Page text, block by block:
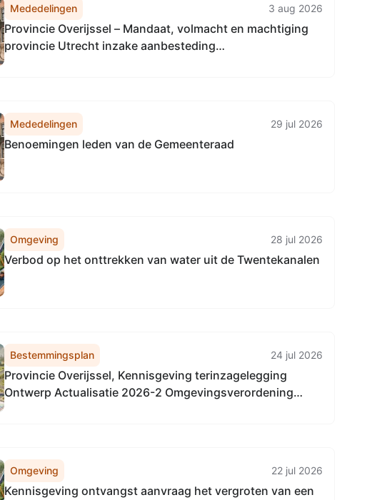
Mededelingen 3 aug 2026
Provincie Overijssel – Mandaat, volmacht en machtiging
provincie Utrecht inzake aanbesteding
Mededelingen 29 jul 2026
Benoemingen leden van de Gemeenteraad
Omgeving 28 jul 2026
Verbod op het onttrekken van water uit de Twentekanalen
Bestemmingsplan 24 jul 2026
Provincie Overijssel, Kennisgeving terinzagelegging
Ontwerp Actualisatie 2026-2 Omgevingsverordening
Omgeving 22 jul 2026
Kennisgeving ontvangst aanvraag het vergroten van een